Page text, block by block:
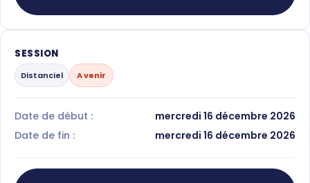
SESSION
Distanciel A venir
Date de début :
mercredi 16 décembre 2026
Date de fin :
mercredi 16 décembre 2026